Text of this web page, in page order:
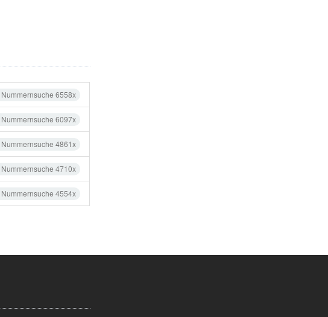
Nummernsuche 6558x
Nummernsuche 6097x
Nummernsuche 4861x
Nummernsuche 4710x
Nummernsuche 4554x